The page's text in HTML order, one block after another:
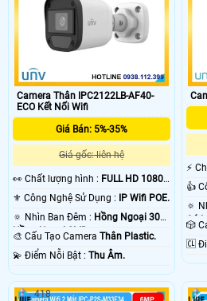
Camera Thân IPC2122LB-AF40-
ECO Kết Nối Wifi
Giá Bán: 5%-35%
Giá gốc: liên hệ
️👀 Chất lượng hình : FULL HD 1080P
⚜️ Công Nghệ Sử Dụng :
IP Wifi POE.
🔅 Nhìn Ban Đêm : Hồng Ngoại 30m
Hồng Ngoại SMD.
🎨 Cấu Tạo Camera Thân Plastic.
️💫 Điểm Nỗi Bật : Thu Âm.
️⚡
Có
418